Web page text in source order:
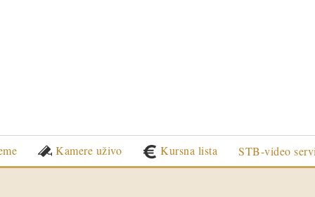
Kamere uživo Kursna lista STB-video